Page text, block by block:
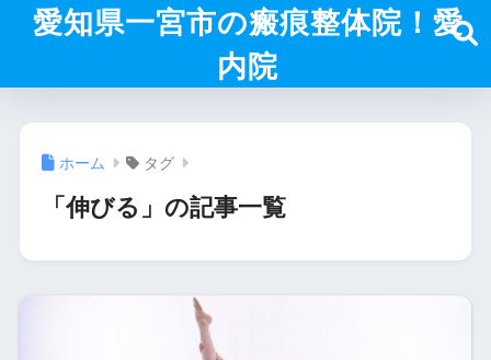
愛知県一宮市の瘢痕整体院！愛
内院
ホーム タグ
「伸びる」の記事一覧